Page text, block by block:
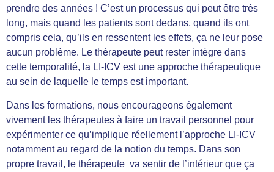
prendre des années ! C’est un processus qui peut être très
long, mais quand les patients sont dedans, quand ils ont
compris cela, qu’ils en ressentent les effets, ça ne leur pose
aucun problème. Le thérapeute peut rester intègre dans
cette temporalité, la LI-ICV est une approche thérapeutique
au sein de laquelle le temps est important.
Dans les formations, nous encourageons également
vivement les thérapeutes à faire un travail personnel pour
expérimenter ce qu’implique réellement l’approche LI-ICV
notamment au regard de la notion du temps. Dans son
propre travail, le thérapeute va sentir de l’intérieur que ça